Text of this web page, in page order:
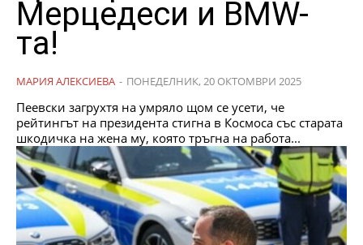
Мерцедеси и BMW-
та!
МАРИЯ АЛЕКСИЕВА - ПОНЕДЕЛНИК, 20 ОКТОМВРИ 2025
Пеевски загрухтя на умряло щом се усети, че
рейтингът на президента стигна в Космоса със старата
шкодичка на жена му, която тръгна на работа...